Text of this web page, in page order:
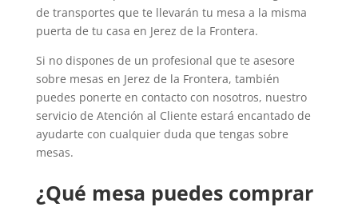
de transportes que te llevarán tu mesa a la misma
puerta de tu casa en Jerez de la Frontera.
Si no dispones de un profesional que te asesore
sobre mesas en Jerez de la Frontera, también
puedes ponerte en contacto con nosotros, nuestro
servicio de Atención al Cliente estará encantado de
ayudarte con cualquier duda que tengas sobre
mesas.
¿Qué mesa puedes comprar